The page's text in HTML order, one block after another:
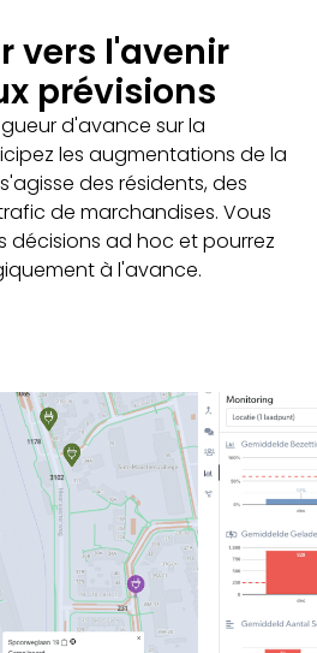
vers l'avenir
prévisions
d'avance sur la
les augmentations de la
des résidents, des
de marchandises. Vous
décisions ad hoc et pourrez
à l'avance.